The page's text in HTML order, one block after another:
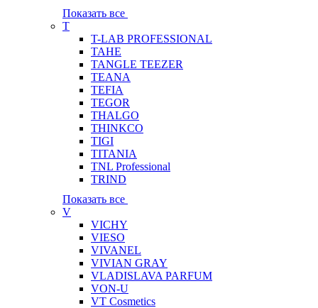
Показать все
T
T-LAB PROFESSIONAL
TAHE
TANGLE TEEZER
TEANA
TEFIA
TEGOR
THALGO
THINKCO
TIGI
TITANIA
TNL Professional
TRIND
Показать все
V
VICHY
VIESO
VIVANEL
VIVIAN GRAY
VLADISLAVA PARFUM
VON-U
VT Cosmetics